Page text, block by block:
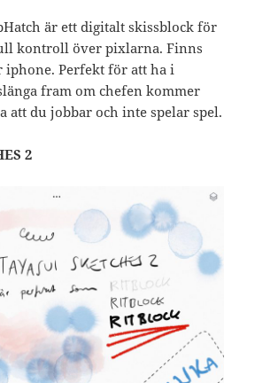
är ett digitalt skissblock för
kontroll över pixlarna. Finns
Perfekt för att ha i
fram om chefen kommer
du jobbar och inte spelar spel.
2